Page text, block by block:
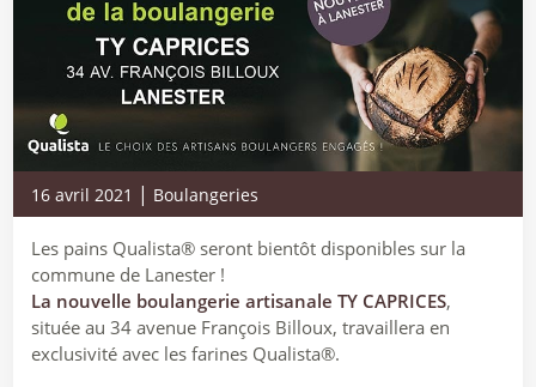
16 avril 2021 | Boulangeries
Les pains Qualista® seront bientôt disponibles sur la
commune de Lanester !
La nouvelle boulangerie artisanale TY CAPRICES,
située au 34 avenue François Billoux, travaillera en
exclusivité avec les farines Qualista®.